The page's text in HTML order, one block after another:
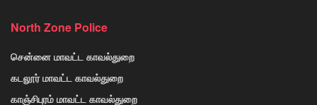
North Zone Police
சென்னை மாவட்ட காவல்துறை
கடலூர் மாவட்ட காவல்துறை
காஞ்சிபுரம் மாவட்ட காவல்துறை